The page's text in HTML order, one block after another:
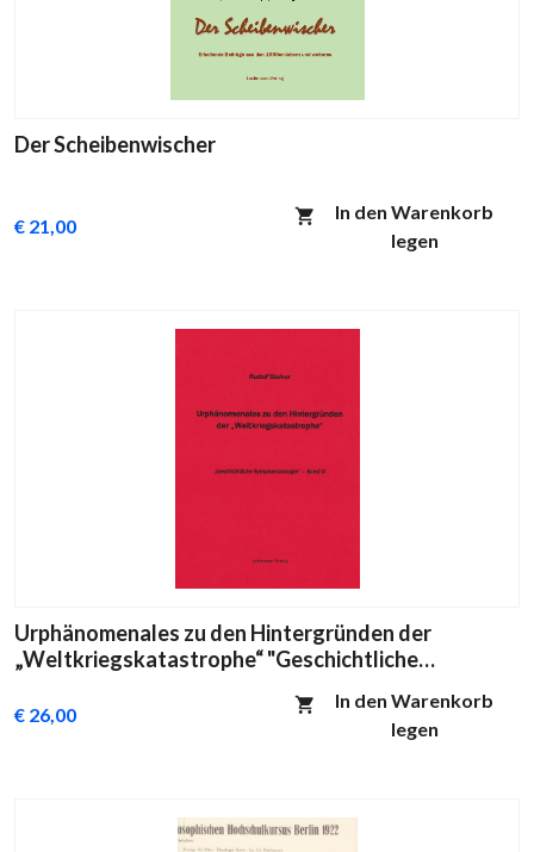
Der Scheibenwischer
€ 21,00
In den Warenkorb
legen
Urphänomenales zu den Hintergründen der
„Weltkriegskatastrophe“ "Geschichtliche
€ 26,00
In den Warenkorb
legen